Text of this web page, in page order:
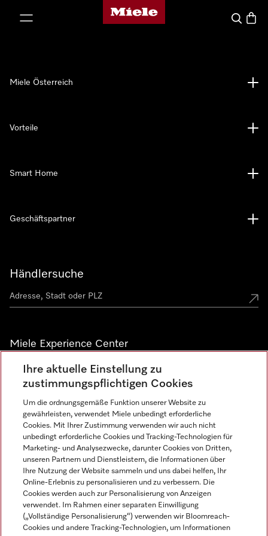
Miele-Homepage
Suche
Händlersuche
Miele Experience Center
Alle Miele Experience Center anzeigen
Newsletter
Miele Österreich
Vorteile
Smart Home
Geschäftspartner
Miele auf Instagram
Miele auf Facebook
Miele auf Youtube
Ihre aktuelle Einstellung zu
zustimmungspflichtigen Cookies
Um die ordnungsgemäße Funktion unserer Website zu
gewährleisten, verwendet Miele unbedingt erforderliche
Cookies. Mit Ihrer Zustimmung verwenden wir auch nicht
unbedingt erforderliche Cookies und Tracking-Technologien für
Marketing- und Analysezwecke, darunter Cookies von Dritten,
unseren Partnern und Dienstleistern, die Informationen über
Ihre Nutzung der Website sammeln und uns dabei helfen, Ihr
Online-Erlebnis zu personalisieren und zu verbessern. Die
Cookies werden auch zur Personalisierung von Anzeigen
verwendet. Im Rahmen einer separaten Einwilligung
(„Vollständige Personalisierung“) verwenden wir Bloomreach-
Cookies und andere Tracking-Technologien, um Informationen